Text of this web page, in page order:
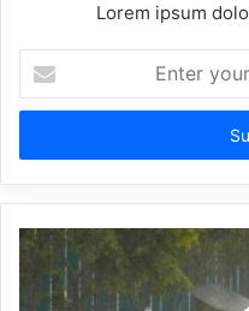
Lorem ipsum
Enter
your
Email